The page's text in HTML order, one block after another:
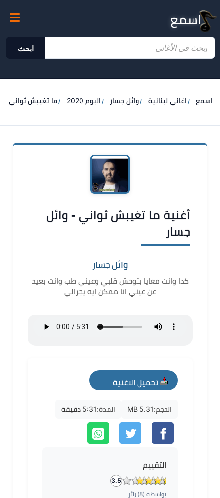
اسمع
ابحث
اسمع اغاني لبنانية وائل جسار البوم 2020 ما تغيبش ثواني
أغنية ما تغيبش ثواني - وائل
جسار
وائل جسار
كدا وانت معايا بتوحش قلبي وعيني طب وانت بعيد
عن عيني انا ممكن ايه يجرالي
تحميل الاغنية
mp3
الحجم:5.31 MB المدة:5:31 دقيقة
التقييم
3.5
بواسطة (8) زائر